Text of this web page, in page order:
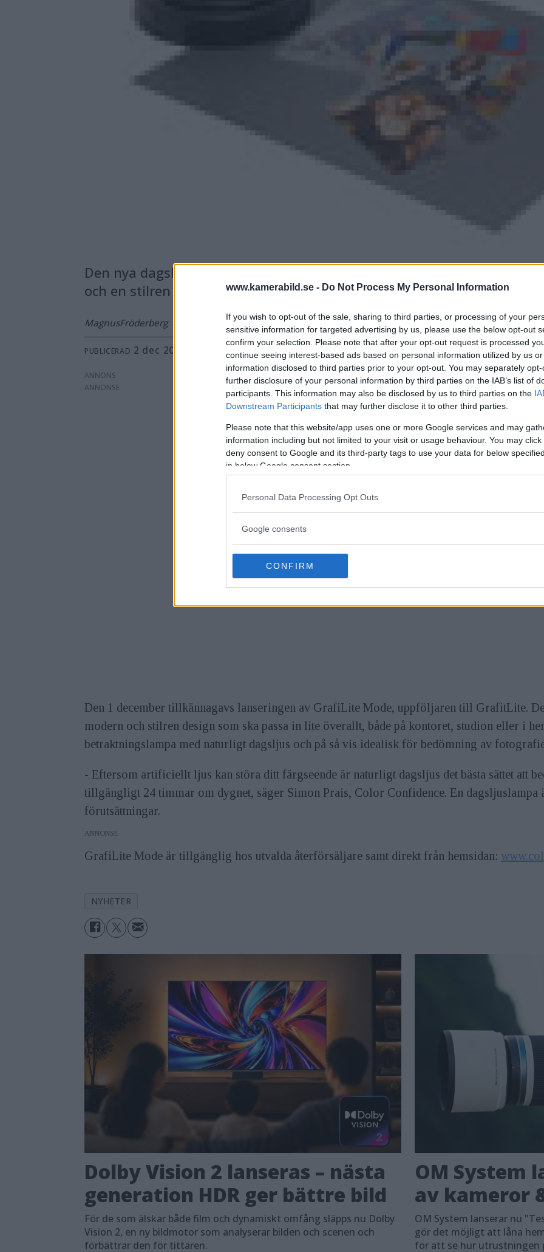
www.kamerabild.se - Do Not Process My Personal Information
If you wish to opt-out of the sale, sharing to third parties, or processing of your
sensitive information for targeted advertising by us, please use the below opt-out
confirm your selection. Please note that after your opt-out request is processed
continue seeing interest-based ads based on personal information utilized by us
information disclosed to third parties prior to your opt-out. You may separately
further disclosure of your personal information by third parties on the IAB’s list of
participants. This information may also be disclosed by us to third parties on the
Downstream Participants that may further disclose it to other third parties.
Please note that this website/app uses one or more Google services and may
information including but not limited to your visit or usage behaviour. You may
deny consent to Google and its third-party tags to use your data for below
in below Google consent section.
Personal Data Processing Opt Outs
Google consents
CONFIRM
Den nya dagsljuslampan GrafitLite Mode från Color Confidence vill
och en stilren design - i ett och samma paket.
MagnusFröderberg
PUBLICERAD 2 dec 2008 kl 00.01
ANNONS
Den 1 december tillkännagavs lanseringen av GrafiLite Mode, uppföljaren till GrafitLite.
modern och stilren design som ska passa in lite överallt, både på kontoret, studion eller i
betraktningslampa med naturligt dagsljus och på så vis idealisk för bedömning av
- Eftersom artificiellt ljus kan störa ditt färgseende är naturligt dagsljus det bästa sättet att
tillgängligt 24 timmar om dygnet, säger Simon Prais, Color Confidence. En dagsljuslampa
förutsättningar.
ANNONS
GrafiLite Mode är tillgänglig hos utvalda återförsäljare samt direkt från hemsidan:
NYHETER
Dolby Vision 2 lanseras – nästa
generation HDR ger bättre bild
För de som älskar både film och dynamiskt omfång släpps nu Dolby
Vision 2, en ny bildmotor som analyserar bilden och scenen och
förbättrar den för tittaren.
OM System
av kameror
OM System lanserar nu
gör det möjligt att låna
för att se hur utrustningen